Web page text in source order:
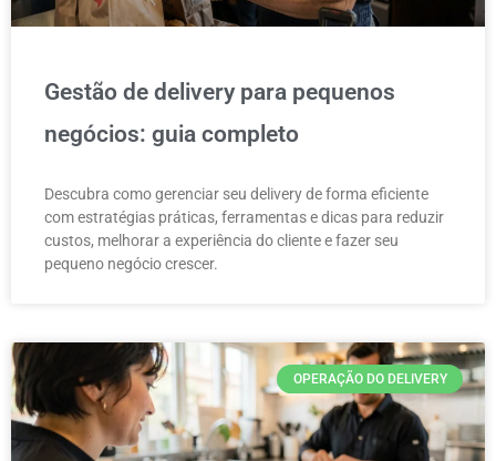
Gestão de delivery para pequenos
negócios: guia completo
Descubra como gerenciar seu delivery de forma eficiente
com estratégias práticas, ferramentas e dicas para reduzir
custos, melhorar a experiência do cliente e fazer seu
pequeno negócio crescer.
OPERAÇÃO DO DELIVERY